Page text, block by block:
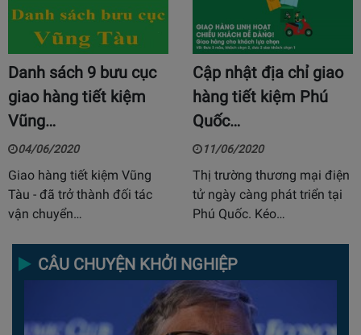
Danh sách 9 bưu cục
giao hàng tiết kiệm
Vũng…
04/06/2020
Giao hàng tiết kiệm Vũng
Tàu - đã trở thành đối tác
vận chuyển…
Cập nhật địa chỉ giao
hàng tiết kiệm Phú
Quốc…
11/06/2020
Thị trường thương mại điện
tử ngày càng phát triển tại
Phú Quốc. Kéo…
CÂU CHUYỆN KHỞI NGHIỆP